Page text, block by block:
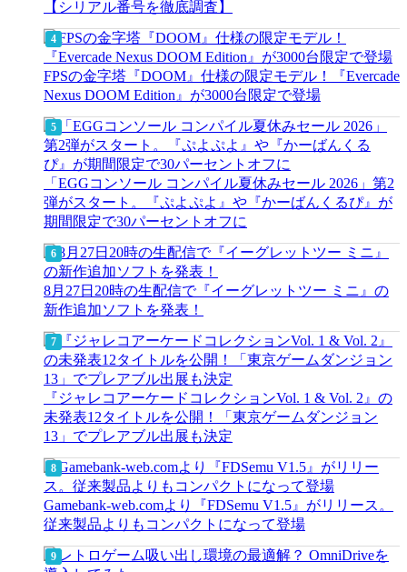
【シリアル番号を徹底調査】
FPSの金字塔『DOOM』仕様の限定モデル！『Evercade
Nexus DOOM Edition』が3000台限定で登場
「EGGコンソール コンパイル夏休みセール 2026」第2
弾がスタート。『ぷよぷよ』や『かーばんくるぴ』が
期間限定で30パーセントオフに
8月27日20時の生配信で『イーグレットツー ミニ』の
新作追加ソフトを発表！
『ジャレコアーケードコレクションVol. 1 & Vol. 2』の
未発表12タイトルを公開！「東京ゲームダンジョン
13」でプレアブル出展も決定
Gamebank-web.comより『FDSemu V1.5』がリリース。
従来製品よりもコンパクトになって登場